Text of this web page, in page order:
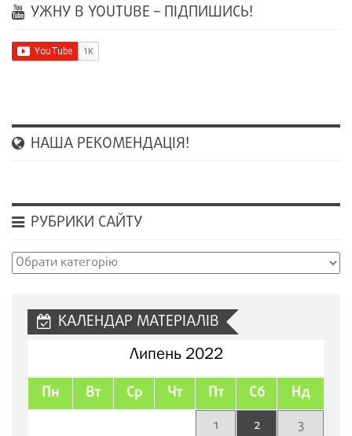
УЖНУ В YOUTUBE – ПІДПИШИСЬ!
НАША РЕКОМЕНДАЦІЯ!
РУБРИКИ САЙТУ
Рубрики
КАЛЕНДАР МАТЕРІАЛІВ
Липень 2022
Пн Вт Ср Чт Пт Сб Нд
1 2
3